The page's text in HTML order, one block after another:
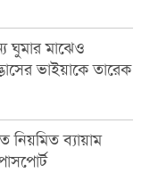
ঘুমার মাঝেও
ভাইয়াকে তারেক
নিয়মিত ব্যায়াম